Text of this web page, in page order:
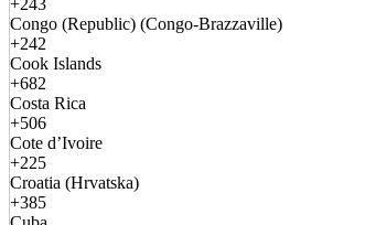
+243
Congo (Republic) (Congo-Brazzaville)
+242
Cook Islands
+682
Costa Rica
+506
Cote d’Ivoire
+225
Croatia (Hrvatska)
+385